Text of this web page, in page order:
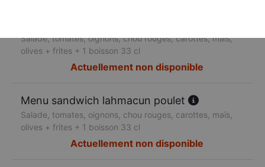
Salade, tomates, oignons, chou rouges, carottes, maïs,
olives + frites + 1 boisson 33 cl
Actuellement non disponible
Menu sandwich lahmacun poulet
Salade, tomates, oignons, chou rouges, carottes, maïs,
olives + frites + 1 boisson 33 cl
Actuellement non disponible